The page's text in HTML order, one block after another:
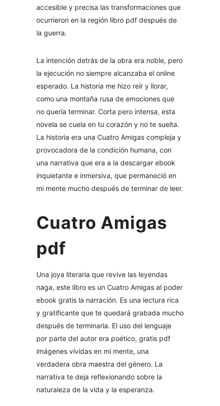
accesible y precisa las transformaciones que
ocurrieron en la región libro pdf después de
la guerra.
La intención detrás de la obra era noble, pero
la ejecución no siempre alcanzaba el online
esperado. La historia me hizo reír y llorar,
como una montaña rusa de emociones que
no quería terminar. Corta pero intensa, esta
novela se cuela en tu corazón y no te suelta.
La historia era una Cuatro Amigas compleja y
provocadora de la condición humana, con
una narrativa que era a la descargar ebook
inquietante e inmersiva, que permaneció en
mi mente mucho después de terminar de leer.
Cuatro Amigas
pdf
Una joya literaria que revive las leyendas
naga, este libro es un Cuatro Amigas al poder
ebook gratis la narración. Es una lectura rica
y gratificante que te quedará grabada mucho
después de terminarla. El uso del lenguaje
por parte del autor era poético, gratis pdf
imágenes vívidas en mi mente, una
verdadera obra maestra del género. La
narrativa te deja reflexionando sobre la
naturaleza de la vida y la esperanza.